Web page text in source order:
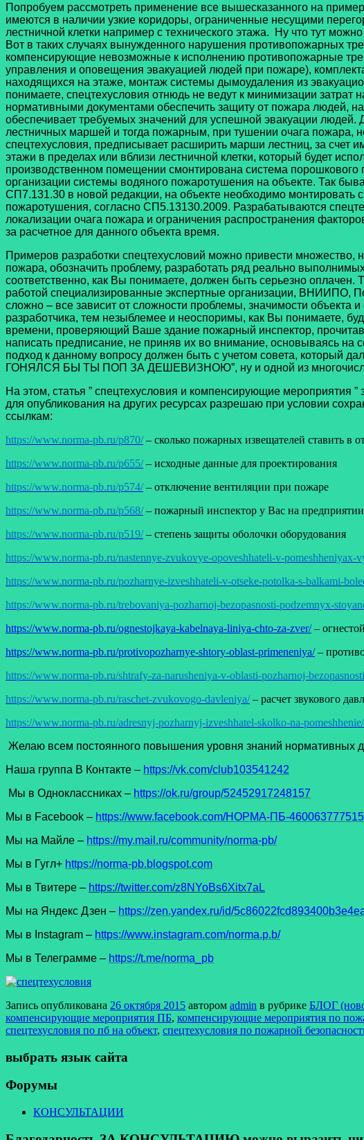
Попробуем рассмотреть применение все вышесказанного на
имеются в наличии узкие коридоры, ограниченные несущими
лестничной клетки например с технического этажа. Ну что тут
Вот в таких случаях вынужденного нарушения противопожарных
компенсирующие невозможные к исполнению противопожарные
управления и оповещения эвакуацией людей при пожаре),
находящихся на этаже, монтаж системы дымоудаления из
понимаете, спецтехусловия отнюдь не ведут к минимизации
нормативными документами обеспечить защиту от пожара людей,
обеспечивает требуемых значений для успешной эвакуации
лестничных маршей и тогда пожарным, при тушении очага пожара,
спецтехусловия, предписывает расширить марши лестниц, за
этажи в пределах или вблизи лестничной клетки, который будет
производственном помещении смонтирована система
организации системы водяного пожаротушения на объекте. Так
СП7.131.30 в новой редакции, на объекте необходимо
пожаротушения, согласно СП5.13130.2009. Разрабатываются
локализации очага пожара и ограничения распространения
за расчетное для данного объекта время.
Примеров разработки спецтехусловий можно привести множество,
пожара, обозначить проблему, разработать ряд реально
соответственно, как Вы понимаете, должен быть серьезно
работой специализированные экспертные организации, ВНИИПО,
сложно – все зависит от сложности проблемы, значимости объекта
разработчика, тем незыблемее и неоспоримы, как Вы понимаете,
времени, проверяющий Ваше здание пожарный инспектор,
написать предписание, не приняв их во внимание, основываясь
подход к данному вопросу должен быть с учетом совета, который
ГОНЯЛСЯ БЫ ТЫ ПОП ЗА ДЕШЕВИЗНОЮ”, ну и одной из
На этом, статья ” спецтехусловия и компенсирующие мероприятия
для опубликования на других ресурсах разрешаю при условии
ссылкам:
https://www.norma-pb.ru/p870/– сколько пожарных извещателей ставить в
https://www.norma-pb.ru/p655/– исходные данные для проектирования
https://www.norma-pb.ru/p574/– отключение вентиляции при пожаре
https://www.norma-pb.ru/p568/– пожарный инспектор у Вас на предприятии
https://www.norma-pb.ru/p519/– степень защиты оболочки оборудования
https://www.norma-pb.ru/nastennye-zvukovye-opoveshhateli-v-pomeshheniyax-
https://www.norma-pb.ru/pozharnye-izveshhateli-v-otseke-potolka-s-balkami-
https://www.norma-pb.ru/trebovaniya-pozharnoj-bezopasnosti-podzemnyx-
https://www.norma-pb.ru/ognestojkaya-kabelnaya-liniya-chto-za-zver/–
https://www.norma-pb.ru/protivopozharnye-shtory-oblast-primeneniya/–
https://www.norma-pb.ru/shtrafy-za-narusheniya-v-oblasti-pozharnoj-
https://www.norma-pb.ru/raschet-zvukovogo-davleniya/– расчет звукового
https://www.norma-pb.ru/adresnyj-pozharnyj-izveshhatel-skolko-na-pomeshhenie/
Желаю всем постоянного повышения уровня знаний нормативных
Наша группа В Контакте – https://vk.com/club103541242
Мы в Одноклассниках – https://ok.ru/group/52452917248157
Мы в Facеbook – https://www.facebook.com/НОРМА-ПБ-
Мы на Майле – https://my.mail.ru/community/norma-pb/
Мы в Гугл+ https://norma-pb.blogspot.com
Мы в Твитере – https://twitter.com/z8NYoBs6Xitx7aL
Мы на Яндекс Дзен – https://zen.yandex.ru/id/
Мы в Instagram – https://www.instagram.com/norma.p.b/
Мы в Телеграмме – https://t.me/norma_pb
Запись опубликована 26 октября 2015 автором admin в рубрике БЛОГ
компенсирующие мероприятия ПБ, компенсирующие мероприятия по
спецтехусловия по пб на объект, спецтехусловия по пожарной
выбрать язык сайта
Форумы
КОНСУЛЬТАЦИИ